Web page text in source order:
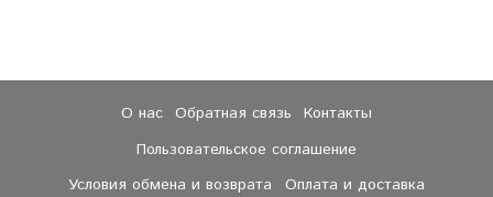
О нас Обратная связь
Контакты
Пользовательское соглашение
Условия обмена и возврата
Оплата и доставка